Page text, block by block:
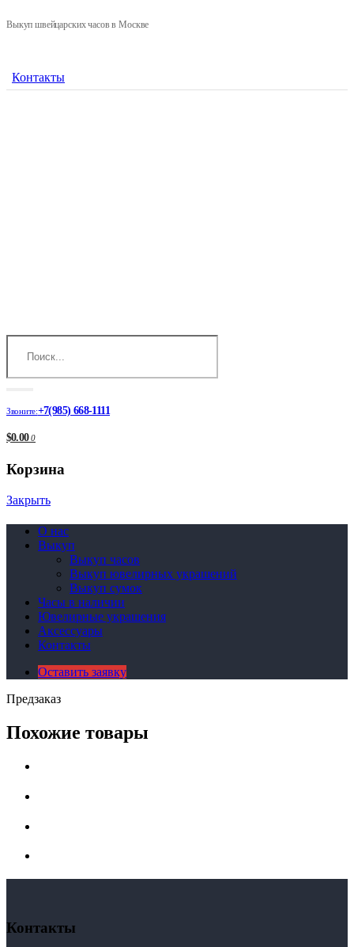
Выкуп швейцарских часов в Москве
Контакты
Звоните:+7(985) 668-1111
$0.00 0
Корзина
Закрыть
О нас
Выкуп
Выкуп часов
Выкуп ювелирных украшений
Выкуп сумок
Часы в наличии
Ювелирные украшения
Аксессуары
Контакты
Оставить заявку
Предзаказ
Похожие товары
Контакты